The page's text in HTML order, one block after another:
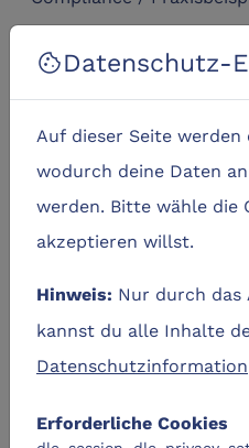
cookieDatenschutz-
Auf dieser Seite
wodurch deine Daten
werden. Bitte wähle die
akzeptieren willst.
Hinweis: Nur durch das
kannst du alle Inhalte
Datenschutzinformation
Erforderliche Cookies
im KMU-Kontext
Modul 2: KI verstehen –
Anwendungen
Donnerstag 29.01.2026 ·
Meldorf
Referent:Prof. Dr. Dirk
Technologien